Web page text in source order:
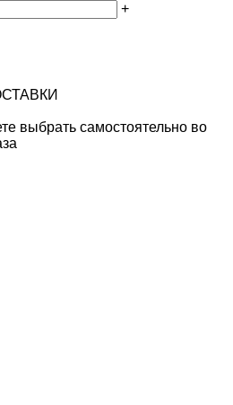
+
выбрать самостоятельно во